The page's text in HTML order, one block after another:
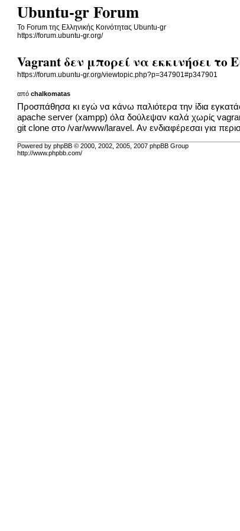
Ubuntu-gr Forum
To Forum της Ελληνικής Κοινότητας Ubuntu-gr
https://forum.ubuntu-gr.org/
Vagrant δεν μπορεί να εκκινήσει το
https://forum.ubuntu-gr.org/viewtopic.php?p=347901#p347901
απόchalkomatas
Προσπάθησα κι εγώ να κάνω παλιότερα την ίδια
apache server (xampp) όλα δούλεψαν καλά χωρίς
git clone στο /var/www/laravel. Αν ενδιαφέρεσαι για
Powered by phpBB © 2000, 2002, 2005, 2007 phpBB Group
http://www.phpbb.com/